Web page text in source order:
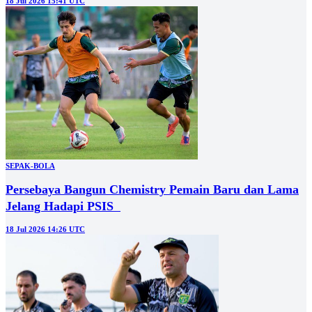
SEPAK-BOLA
Persebaya Bangun Chemistry Pemain Baru dan Lama
Jelang Hadapi PSIS
18 Jul 2026 14:26 UTC